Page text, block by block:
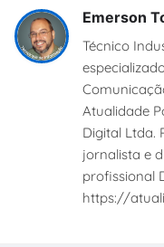
Emerson
Técnico
Atualidade
Digital Ltda.
jornalista e
profissional
https://